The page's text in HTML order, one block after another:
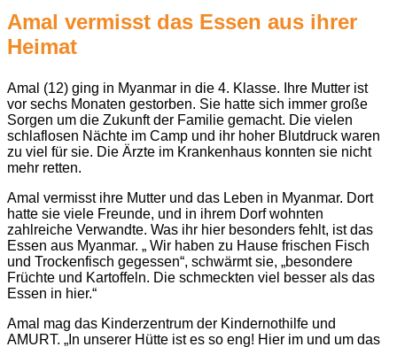
Amal vermisst das Essen aus ihrer
Heimat
Amal (12) ging in Myanmar in die 4. Klasse. Ihre Mutter ist
vor sechs Monaten gestorben. Sie hatte sich immer große
Sorgen um die Zukunft der Familie gemacht. Die vielen
schlaflosen Nächte im Camp und ihr hoher Blutdruck waren
zu viel für sie. Die Ärzte im Krankenhaus konnten sie nicht
mehr retten.
Amal vermisst ihre Mutter und das Leben in Myanmar. Dort
hatte sie viele Freunde, und in ihrem Dorf wohnten
zahlreiche Verwandte. Was ihr hier besonders fehlt, ist das
Essen aus Myanmar. „ Wir haben zu Hause frischen Fisch
und Trockenfisch gegessen“, schwärmt sie, „besondere
Früchte und Kartoffeln. Die schmeckten viel besser als das
Essen in hier.“
Amal mag das Kinderzentrum der Kindernothilfe und
AMURT. „In unserer Hütte ist es so eng! Hier im und um das